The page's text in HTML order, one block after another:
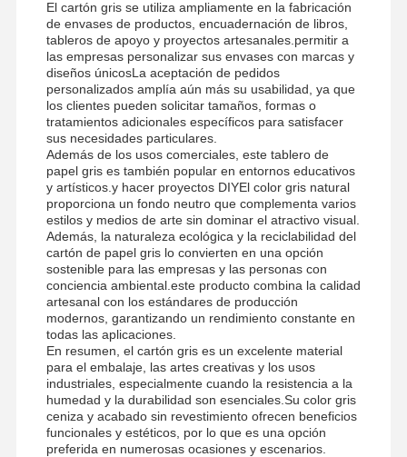
El cartón gris se utiliza ampliamente en la fabricación
de envases de productos, encuadernación de libros,
tableros de apoyo y proyectos artesanales.permitir a
las empresas personalizar sus envases con marcas y
diseños únicosLa aceptación de pedidos
personalizados amplía aún más su usabilidad, ya que
los clientes pueden solicitar tamaños, formas o
tratamientos adicionales específicos para satisfacer
sus necesidades particulares.
Además de los usos comerciales, este tablero de
papel gris es también popular en entornos educativos
y artísticos.y hacer proyectos DIYEl color gris natural
proporciona un fondo neutro que complementa varios
estilos y medios de arte sin dominar el atractivo visual.
Además, la naturaleza ecológica y la reciclabilidad del
cartón de papel gris lo convierten en una opción
sostenible para las empresas y las personas con
conciencia ambiental.este producto combina la calidad
artesanal con los estándares de producción
modernos, garantizando un rendimiento constante en
todas las aplicaciones.
En resumen, el cartón gris es un excelente material
para el embalaje, las artes creativas y los usos
industriales, especialmente cuando la resistencia a la
humedad y la durabilidad son esenciales.Su color gris
ceniza y acabado sin revestimiento ofrecen beneficios
funcionales y estéticos, por lo que es una opción
preferida en numerosas ocasiones y escenarios.